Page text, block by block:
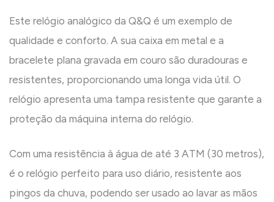
Este relógio analógico da Q&Q é um exemplo de
qualidade e conforto. A sua caixa em metal e a
bracelete plana gravada em couro são duradouras e
resistentes, proporcionando uma longa vida útil. O
relógio apresenta uma tampa resistente que garante a
proteção da máquina interna do relógio.
Com uma resistência à água de até 3 ATM (30 metros),
é o relógio perfeito para uso diário, resistente aos
pingos da chuva, podendo ser usado ao lavar as mãos